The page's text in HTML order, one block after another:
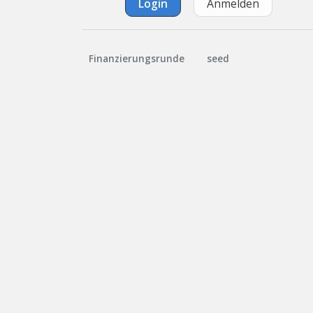
Login Anmelden
Finanzierungsrunde seed